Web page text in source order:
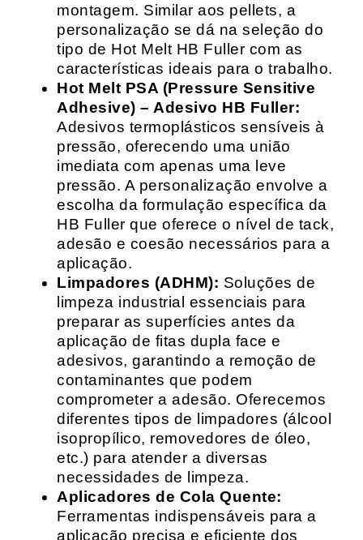
montagem. Similar aos pellets, a
personalização se dá na seleção do
tipo de Hot Melt HB Fuller com as
características ideais para o trabalho.
Hot Melt PSA (Pressure Sensitive
Adhesive) – Adesivo HB Fuller:
Adesivos termoplásticos sensíveis à
pressão, oferecendo uma união
imediata com apenas uma leve
pressão. A personalização envolve a
escolha da formulação específica da
HB Fuller que oferece o nível de tack,
adesão e coesão necessários para a
aplicação.
Limpadores (ADHM): Soluções de
limpeza industrial essenciais para
preparar as superfícies antes da
aplicação de fitas dupla face e
adesivos, garantindo a remoção de
contaminantes que podem
comprometer a adesão. Oferecemos
diferentes tipos de limpadores (álcool
isopropílico, removedores de óleo,
etc.) para atender a diversas
necessidades de limpeza.
Aplicadores de Cola Quente:
Ferramentas indispensáveis para a
aplicação precisa e eficiente dos